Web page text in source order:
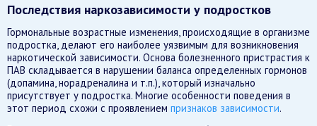
Последствия наркозависимости у подростков
Гормональные возрастные изменения, происходящие в организме
подростка, делают его наиболее уязвимым для возникновения
наркотической зависимости. Основа болезненного пристрастия к
ПАВ складывается в нарушении баланса определенных гормонов
(допамина, норадреналина и т.п.), который изначально
присутствует у подростка. Многие особенности поведения в
этот период схожи с проявлением признаков зависимости.